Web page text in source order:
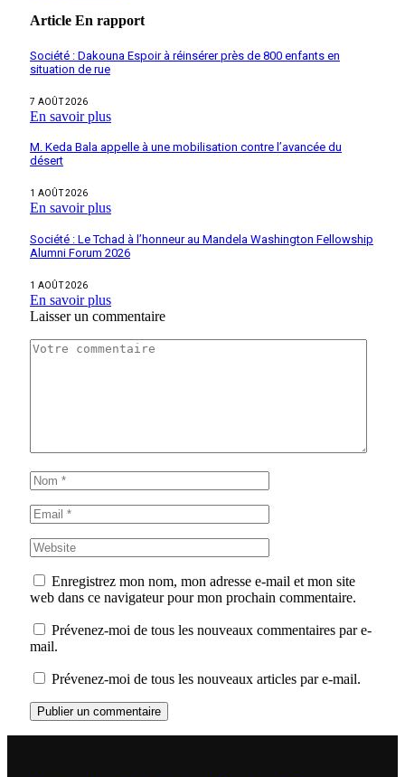
Article En rapport
Société : Dakouna Espoir à réinsérer près de 800 enfants en
situation de rue
7 AOÛT 2026
En savoir plus
M. Keda Bala appelle à une mobilisation contre l’avancée du
désert
1 AOÛT 2026
En savoir plus
Société : Le Tchad à l’honneur au Mandela Washington Fellowship
Alumni Forum 2026
1 AOÛT 2026
En savoir plus
Laisser un commentaire
Enregistrez mon nom, mon adresse e-mail et mon site
web dans ce navigateur pour mon prochain commentaire.
Prévenez-moi de tous les nouveaux commentaires par e-
mail.
Prévenez-moi de tous les nouveaux articles par e-mail.